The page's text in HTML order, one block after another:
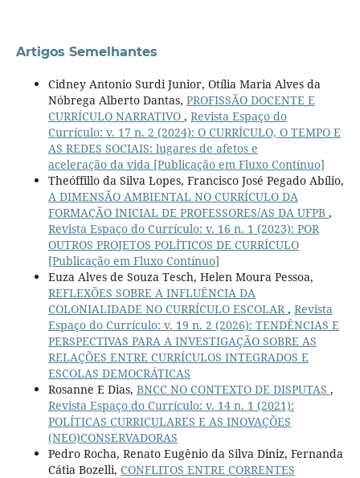
Artigos Semelhantes
Cidney Antonio Surdi Junior, Otília Maria Alves da
Nóbrega Alberto Dantas, PROFISSÃO DOCENTE E
CURRÍCULO NARRATIVO , Revista Espaço do
Currículo: v. 17 n. 2 (2024): O CURRÍCULO, O TEMPO E
AS REDES SOCIAIS: lugares de afetos e
aceleração da vida [Publicação em Fluxo Contínuo]
Theóffillo da Silva Lopes, Francisco José Pegado Abílio,
A DIMENSÃO AMBIENTAL NO CURRÍCULO DA
FORMAÇÃO INICIAL DE PROFESSORES/AS DA UFPB ,
Revista Espaço do Currículo: v. 16 n. 1 (2023): POR
OUTROS PROJETOS POLÍTICOS DE CURRÍCULO
[Publicação em Fluxo Contínuo]
Euza Alves de Souza Tesch, Helen Moura Pessoa,
REFLEXÕES SOBRE A INFLUÊNCIA DA
COLONIALIDADE NO CURRÍCULO ESCOLAR, Revista
Espaço do Currículo: v. 19 n. 2 (2026): TENDÊNCIAS E
PERSPECTIVAS PARA A INVESTIGAÇÃO SOBRE AS
RELAÇÕES ENTRE CURRÍCULOS INTEGRADOS E
ESCOLAS DEMOCRÁTICAS
Rosanne E Dias, BNCC NO CONTEXTO DE DISPUTAS ,
Revista Espaço do Currículo: v. 14 n. 1 (2021):
POLÍTICAS CURRICULARES E AS INOVAÇÕES
(NEO)CONSERVADORAS
Pedro Rocha, Renato Eugênio da Silva Diniz, Fernanda
Cátia Bozelli, CONFLITOS ENTRE CORRENTES